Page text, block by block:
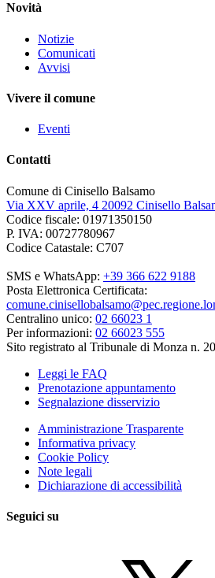
Novità
Notizie
Comunicati
Avvisi
Vivere il comune
Eventi
Contatti
Comune di Cinisello Balsamo
Via XXV aprile, 4 20092 Cinisello
Codice fiscale: 01971350150
P. IVA: 00727780967
Codice Catastale: C707
SMS e WhatsApp: +39 366 622 9188
Posta Elettronica Certificata:
Centralino unico: 02 66023 1
Per informazioni: 02 66023 555
Sito registrato al Tribunale di Monza n.
Leggi le FAQ
Prenotazione appuntamento
Segnalazione disservizio
Amministrazione Trasparente
Informativa privacy
Cookie Policy
Note legali
Dichiarazione di accessibilità
Seguici su